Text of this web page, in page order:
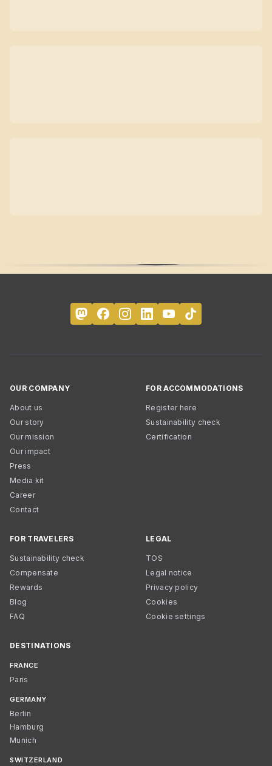
OUR COMPANY
About us
Our story
Our mission
Our impact
Press
Media kit
Career
Contact
FOR ACCOMMODATIONS
Register here
Sustainability check
Certification
FOR TRAVELERS
Sustainability check
Compensate
Rewards
Blog
FAQ
LEGAL
TOS
Legal notice
Privacy policy
Cookies
Cookie settings
DESTINATIONS
FRANCE
Paris
GERMANY
Berlin
Hamburg
Munich
SWITZERLAND